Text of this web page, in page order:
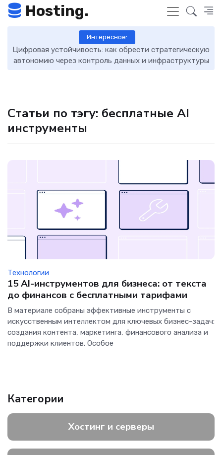
Hosting.
Интересное:
Цифровая устойчивость: как обрести стратегическую
автономию через контроль данных и инфраструктуры
Статьи по тэгу: бесплатные AI
инструменты
Технологии
15 AI-инструментов для бизнеса: от текста
до финансов с бесплатными тарифами
В материале собраны эффективные инструменты с
искусственным интеллектом для ключевых бизнес-задач:
создания контента, маркетинга, финансового анализа и
поддержки клиентов. Особое
Категории
Хостинг и серверы